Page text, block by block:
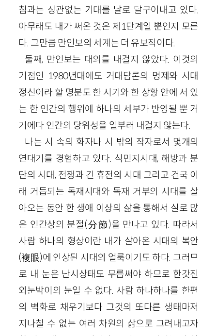
침과는 상관없는 기대를 날로 달구어내고 있다.
아무래도 내가 써온 것은 제1단계일 뿐인지 모른
다. 그만큼 만인보의 세계는 더 유보적이다.
둘째, 만인보는 대의를 내걸지 않았다. 이것의
기점인 1980년대에도 거대담론의 명제와 시대
정신이라 할 명분도 한 시기와 한 상황 안에 서 있
는 한 인간의 행위에 하나의 세부가 반영될 뿐 거
기에다 인간의 당위성을 일부러 내걸지 않는다.
나는 시 속의 화자나 시 밖의 작자로서 몇개의
연대기를 경험하고 있다. 식민지시대, 해방과 분
단의 시대, 전쟁과 긴 휴전의 시대 그리고 건국 이
래 거듭되는 독재시대와 독재 거부의 시대를 살
아오는 동안 한 생애 이상의 삶을 통해서 실로 많
은 인간상의 분절(分節)을 만나고 있다. 따라서
사람 하나의 형상이란 내가 살아온 시대의 복안
(複眼)에 인상된 시대의 얼룩이기도 하다. 그러므
로 내 눈은 난시상태도 무릅써야 하므로 한갓진
외눈박이의 눈일 수 없다. 사람 하나하나를 한편
의 벽화로 채우기보다 그것의 또다른 생태마저
지나칠 수 없는 여러 차원의 삶으로 그려내고자